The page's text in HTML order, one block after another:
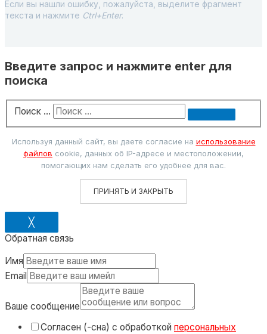
Если вы нашли ошибку, пожалуйста, выделите фрагмент
текста и нажмите Ctrl+Enter.
Введите запрос и нажмите enter для
поиска
Поиск …
Используя данный сайт, вы даете согласие на использование
файлов cookie, данных об IP-адресе и местоположении,
помогающих нам сделать его удобнее для вас.
ПРИНЯТЬ И ЗАКРЫТЬ
╳
Обратная связь
Имя
Email
Ваше сообщение
Согласен (-сна) с обработкой персональных